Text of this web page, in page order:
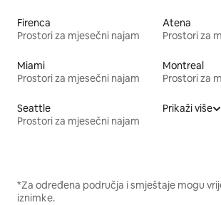
Firenca
Prostori za mjesečni najam
Atena
Prostori za
Miami
Prostori za mjesečni najam
Montreal
Prostori za
Seattle
Prostori za mjesečni najam
Prikaži više
*Za određena područja i smještaje mogu
iznimke.